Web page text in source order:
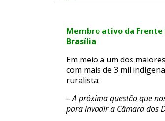
Membro ativo da Frente
Brasília
Em meio a um dos
com mais de 3 mil
ruralista:
– A próxima questão que
para invadir a Câmara dos